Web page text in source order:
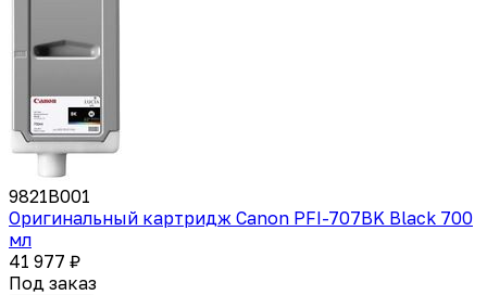
9821B001
Оригинальный картридж Canon PFI-707BK Black 700
мл
41 977 ₽
Под заказ